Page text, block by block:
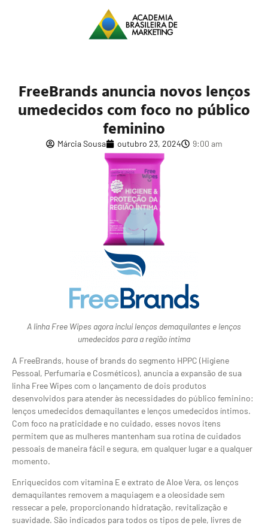
FreeBrands anuncia novos lenços
umedecidos com foco no público
feminino
Márcia Sousa outubro 23, 2024 9:00 am
A linha Free Wipes agora inclui lenços demaquilantes e lenços
umedecidos para a região íntima
A FreeBrands, house of brands do segmento HPPC (Higiene
Pessoal, Perfumaria e Cosméticos), anuncia a expansão de sua
linha Free Wipes com o lançamento de dois produtos
desenvolvidos para atender às necessidades do público feminino:
lenços umedecidos demaquilantes e lenços umedecidos íntimos.
Com foco na praticidade e no cuidado, esses novos itens
permitem que as mulheres mantenham sua rotina de cuidados
pessoais de maneira fácil e segura, em qualquer lugar e a qualquer
momento.
Enriquecidos com vitamina E e extrato de Aloe Vera, os lenços
demaquilantes removem a maquiagem e a oleosidade sem
ressecar a pele, proporcionando hidratação, revitalização e
suavidade. São indicados para todos os tipos de pele, livres de